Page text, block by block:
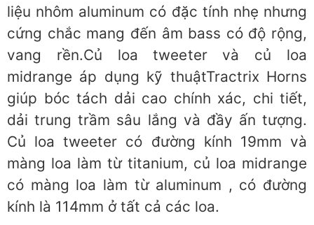
liệu nhôm aluminum có đặc tính nhẹ nhưng
cứng chắc mang đến âm bass có độ rộng,
vang rền.Củ loa tweeter và củ loa
midrange áp dụng kỹ thuậtTractrix Horns
giúp bóc tách dải cao chính xác, chi tiết,
dải trung trầm sâu lắng và đầy ấn tượng.
Củ loa tweeter có đường kính 19mm và
màng loa làm từ titanium, củ loa midrange
có màng loa làm từ aluminum , có đường
kính là 114mm ở tất cả các loa.